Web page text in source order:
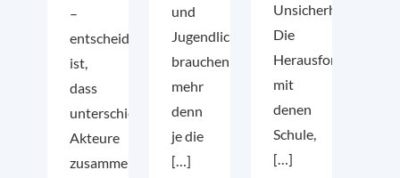
–
entscheidend
ist,
dass
unterschiedliche
Akteure
zusammenarbeiten
und
Jugendliche
brauchen
mehr
denn
je die
[…]
Unsicherheit.
Die
Herausforderungen,
mit
denen
Schule,
[…]